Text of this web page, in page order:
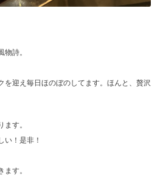
詩。
を迎え毎日ほのぼのしてます。ほんと、贅沢
す。
い！是非！
す。